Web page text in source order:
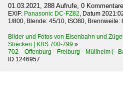
01.03.2021, 288 Aufrufe, 0 Kommentare
EXIF: Panasonic DC-FZ82, Datum
1/800, Blende: 45/10, ISO80, Brennweite:
Bilder und Fotos von Eisenbahn und
Strecken | KBS 700-799 »
702 Offenburg – Freiburg – Müllheim (–
ID 1246957